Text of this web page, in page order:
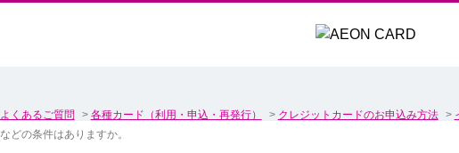
よくあるご質問 > 各種カード（利用・申込・再発行） > クレジットカードのお申込み方法 >
などの条件はありますか。